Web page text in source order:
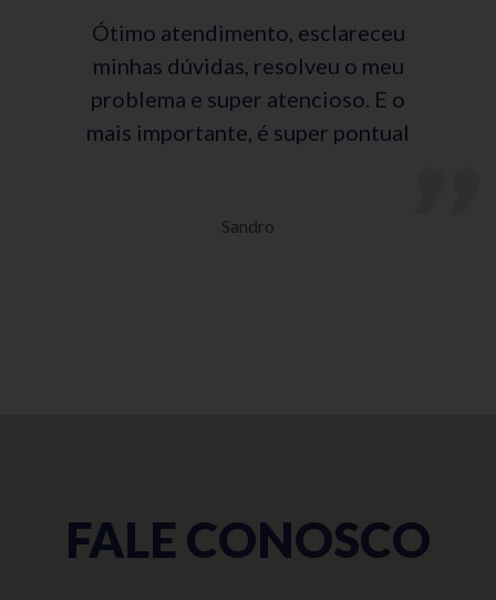
Ótimo atendimento, esclareceu
minhas dúvidas, resolveu o meu
problema e super atencioso. E o
mais importante, é super pontual
Sandro
FALE CONOSCO